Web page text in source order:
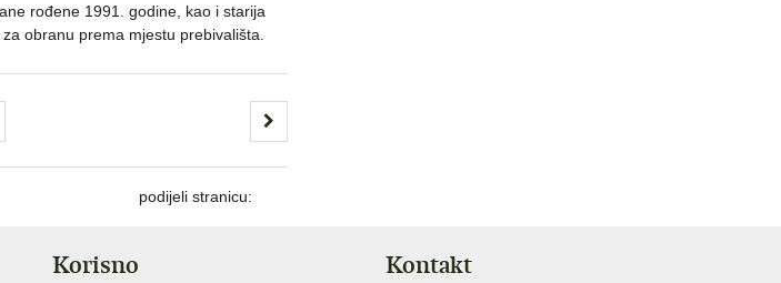
rođene 1991. godine, kao i starija
obranu prema mjestu prebivališta.
podijeli stranicu:
Korisno Kontakt